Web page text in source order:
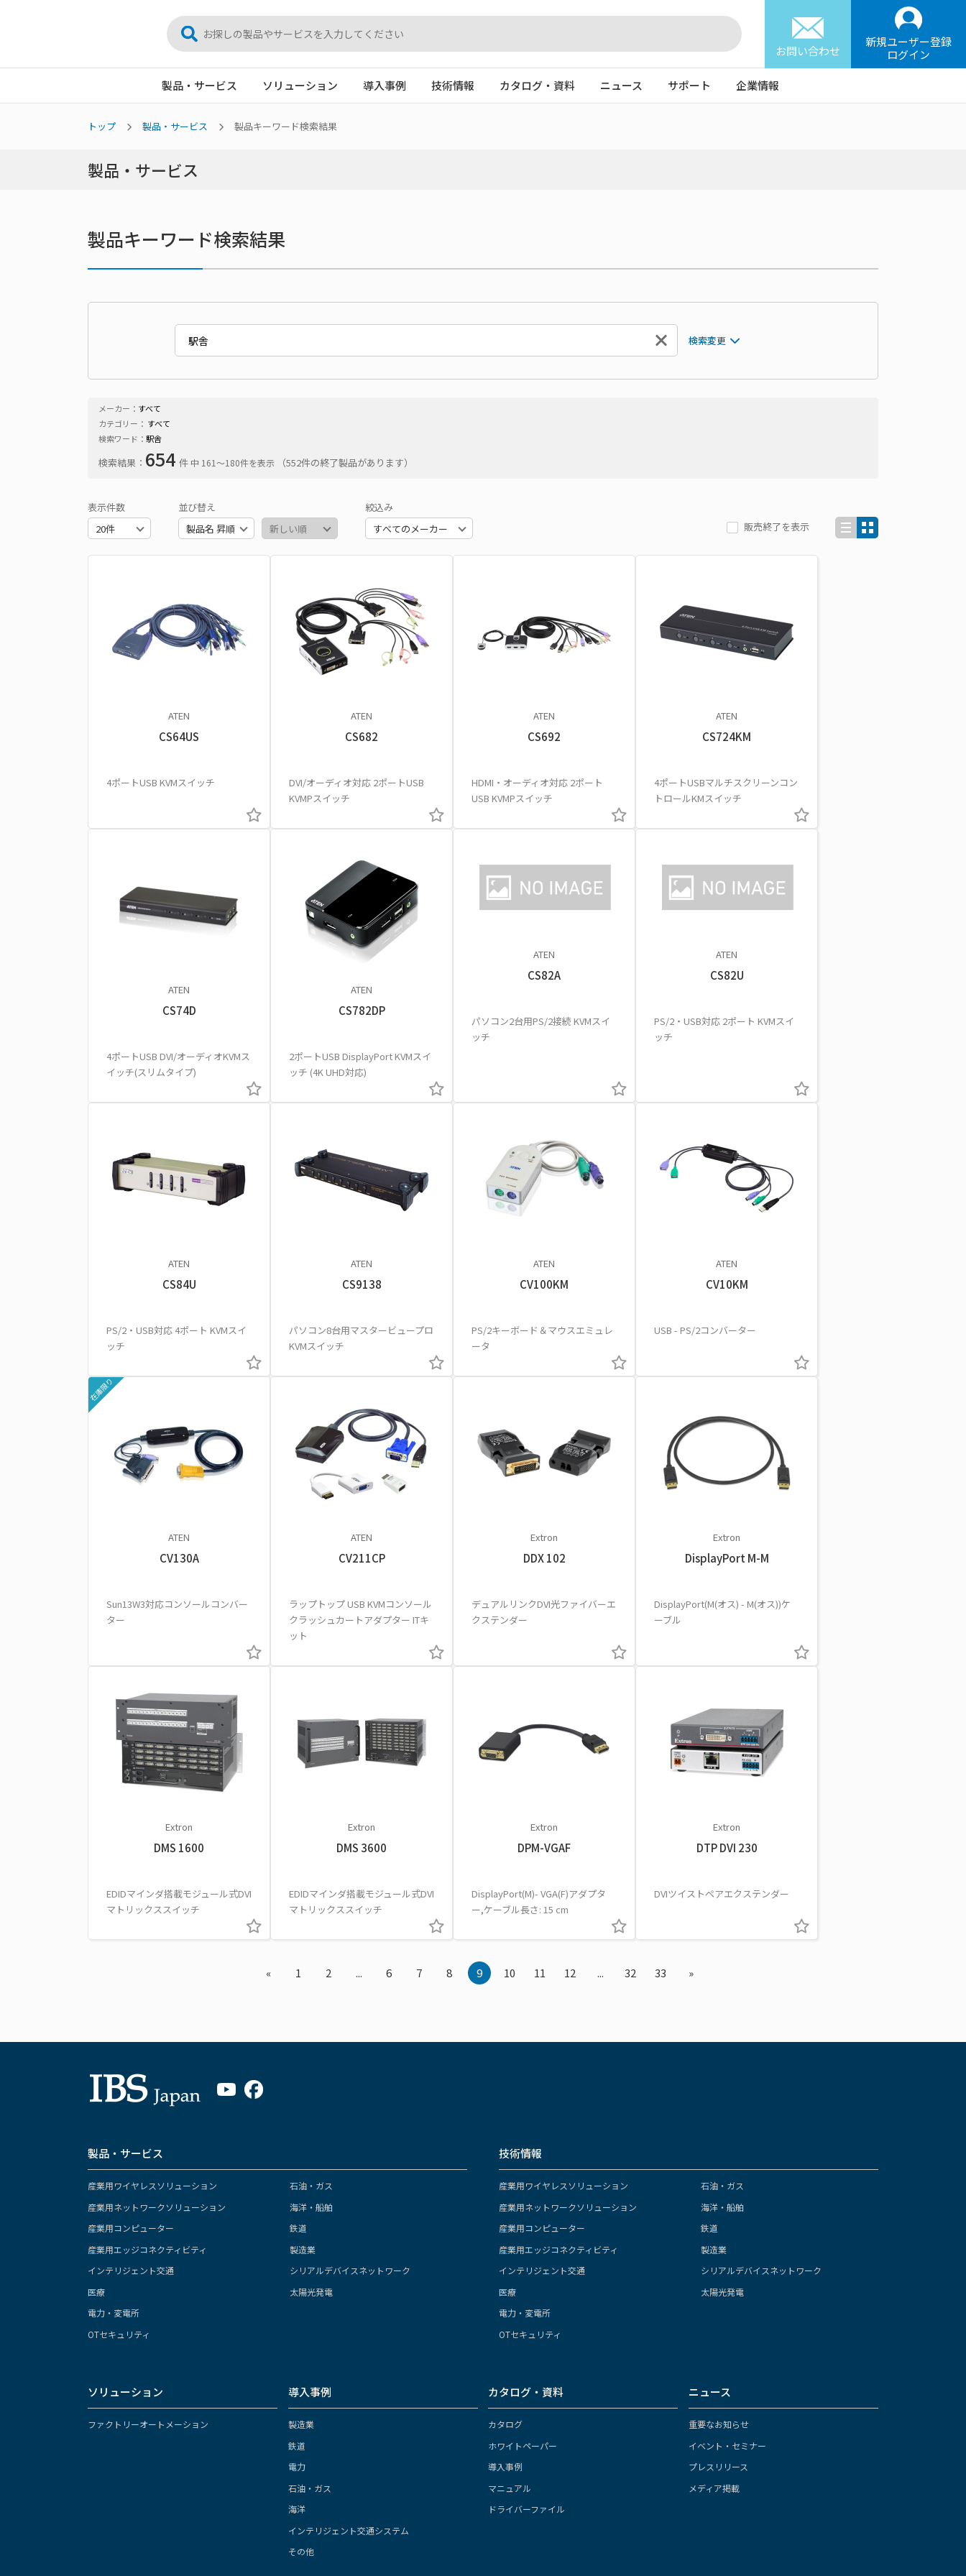
お問い合わせ
新規ユーザー登録
ログイン
製品・サービス ソリューション 導入事例 技術情報 カタログ・資料 ニュース サポート 企業情報
トップ 製品・サービス 製品キーワード検索結果
製品・サービス
製品キーワード検索結果
検索変更
メーカー： すべて
カテゴリー： すべて
検索ワード： 駅舎
検索結果： 654 件 中 161〜180件を表示 （552件の終了製品があります）
表示件数 並び替え
絞込み
販売終了を表示
ATEN
CS64US
4ポートUSB KVMスイッチ
ATEN
CS682
DVI/オーディオ対応 2ポートUSB
KVMPスイッチ
ATEN
CS692
HDMI・オーディオ対応 2ポート
USB KVMPスイッチ
ATEN
CS724KM
4ポートUSBマルチスクリーンコン
トロールKMスイッチ
ATEN
CS74D
4ポートUSB DVI/オーディオKVMス
イッチ(スリムタイプ)
ATEN
CS782DP
2ポートUSB DisplayPort KVMスイ
ッチ (4K UHD対応)
ATEN
CS82A
パソコン2台用PS/2接続 KVMスイ
ッチ
ATEN
CS82U
PS/2・USB対応 2ポート KVMスイ
ッチ
ATEN
CS84U
PS/2・USB対応 4ポート KVMスイ
ッチ
ATEN
CS9138
パソコン8台用マスタービュープロ
KVMスイッチ
ATEN
CV100KM
PS/2キーボード＆マウスエミュレ
ータ
ATEN
CV10KM
USB - PS/2コンバーター
在庫限り
ATEN
CV130A
Sun13W3対応コンソールコンバー
ター
ATEN
CV211CP
ラップトップ USB KVMコンソール
クラッシュカートアダプター ITキ
ット
Extron
DDX 102
デュアルリンクDVI光ファイバーエ
クステンダー
Extron
DisplayPort M-M
DisplayPort(M(オス) - M(オス))ケ
ーブル
Extron
DMS 1600
EDIDマインダ搭載モジュール式DVI
マトリックススイッチ
Extron
DMS 3600
EDIDマインダ搭載モジュール式DVI
マトリックススイッチ
Extron
DPM-VGAF
DisplayPort(M)- VGA(F)アダプタ
ー,ケーブル長さ: 15 cm
Extron
DTP DVI 230
DVIツイストペアエクステンダー
« 1 2 ... 6 7 8 9 10 11 12 ... 32 33 »
製品・サービス
産業用ワイヤレスソリューション
産業用ネットワークソリューション
産業用コンピューター
産業用エッジコネクティビティ
インテリジェント交通
医療
電力・変電所
OTセキュリティ
石油・ガス
海洋・船舶
鉄道
製造業
シリアルデバイスネットワーク
太陽光発電
技術情報
産業用ワイヤレスソリューション
産業用ネットワークソリューション
産業用コンピューター
産業用エッジコネクティビティ
インテリジェント交通
医療
電力・変電所
OTセキュリティ
石油・ガス
海洋・船舶
鉄道
製造業
シリアルデバイスネットワーク
太陽光発電
ソリューション
ファクトリーオートメーション
導入事例
製造業
鉄道
電力
石油・ガス
海洋
インテリジェント交通システム
その他
カタログ・資料
カタログ
ホワイトペーパー
導入事例
マニュアル
ドライバーファイル
ニュース
重要なお知らせ
イベント・セミナー
プレスリリース
メディア掲載